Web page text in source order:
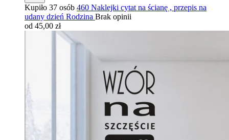
Kupiło 37 osób 460 Naklejki cytat na ścianę , przepis na
udany dzień Rodzina Brak opinii
od 45,00 zł